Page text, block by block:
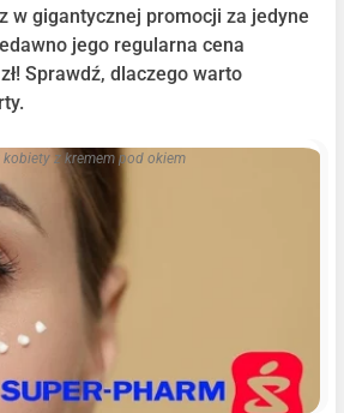
w gigantycznej promocji za jedyne
jego regularna cena
Sprawdź, dlaczego warto
kobiety z kremem pod okiem